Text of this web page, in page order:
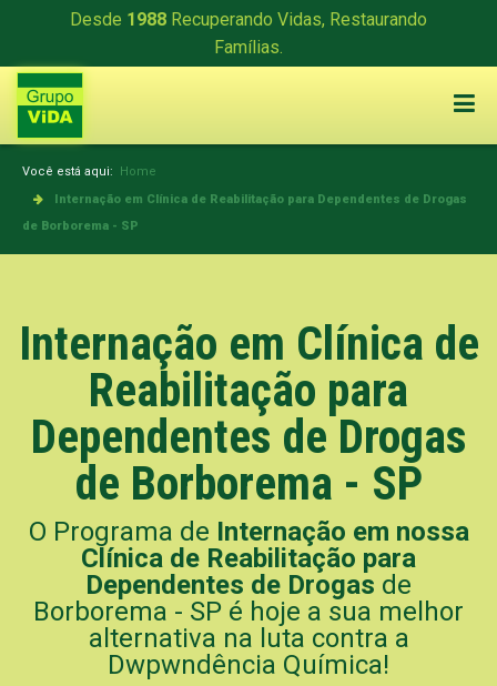
Desde 1988 Recuperando Vidas, Restaurando
Famílias.
Você está aqui: Home
Internação em Clínica de Reabilitação para Dependentes de Drogas
de Borborema - SP
Internação em Clínica de
Reabilitação para
Dependentes de Drogas
de Borborema - SP
O Programa de Internação em nossa
Clínica de Reabilitação para
Dependentes de Drogas de
Borborema - SP é hoje a sua melhor
alternativa na luta contra a
Dwpwndência Química!